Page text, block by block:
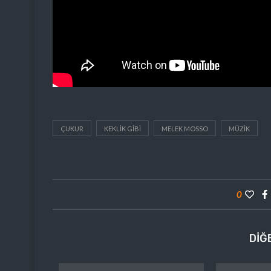
ÇUKUR KEKLIK GIBI MELEK MOSSO MÜZIK
0